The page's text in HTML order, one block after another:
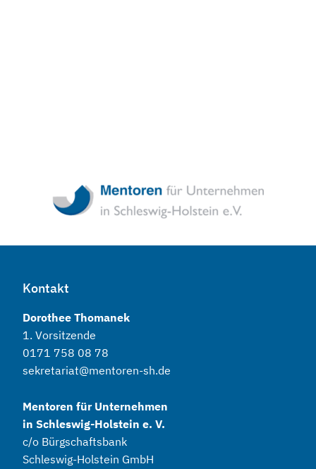
Kontakt
Dorothee Thomanek
1. Vorsitzende
0171 758 08 78
sekretariat@mentoren-sh.de
Mentoren für Unternehmen
in Schleswig-Holstein e. V.
c/o Bürgschaftsbank
Schleswig-Holstein GmbH